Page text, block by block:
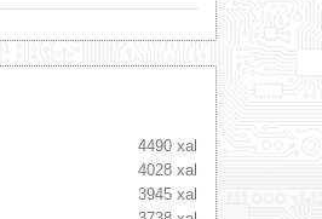
4490 xal
4028 xal
3945 xal